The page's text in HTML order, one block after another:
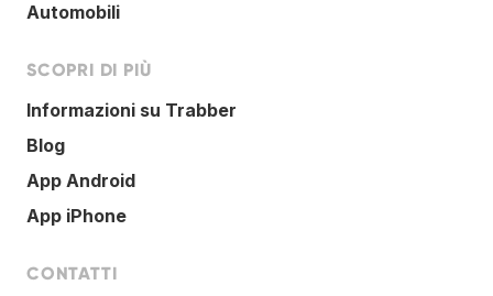
Automobili
SCOPRI DI PIÙ
Informazioni su Trabber
Blog
App Android
App iPhone
CONTATTI